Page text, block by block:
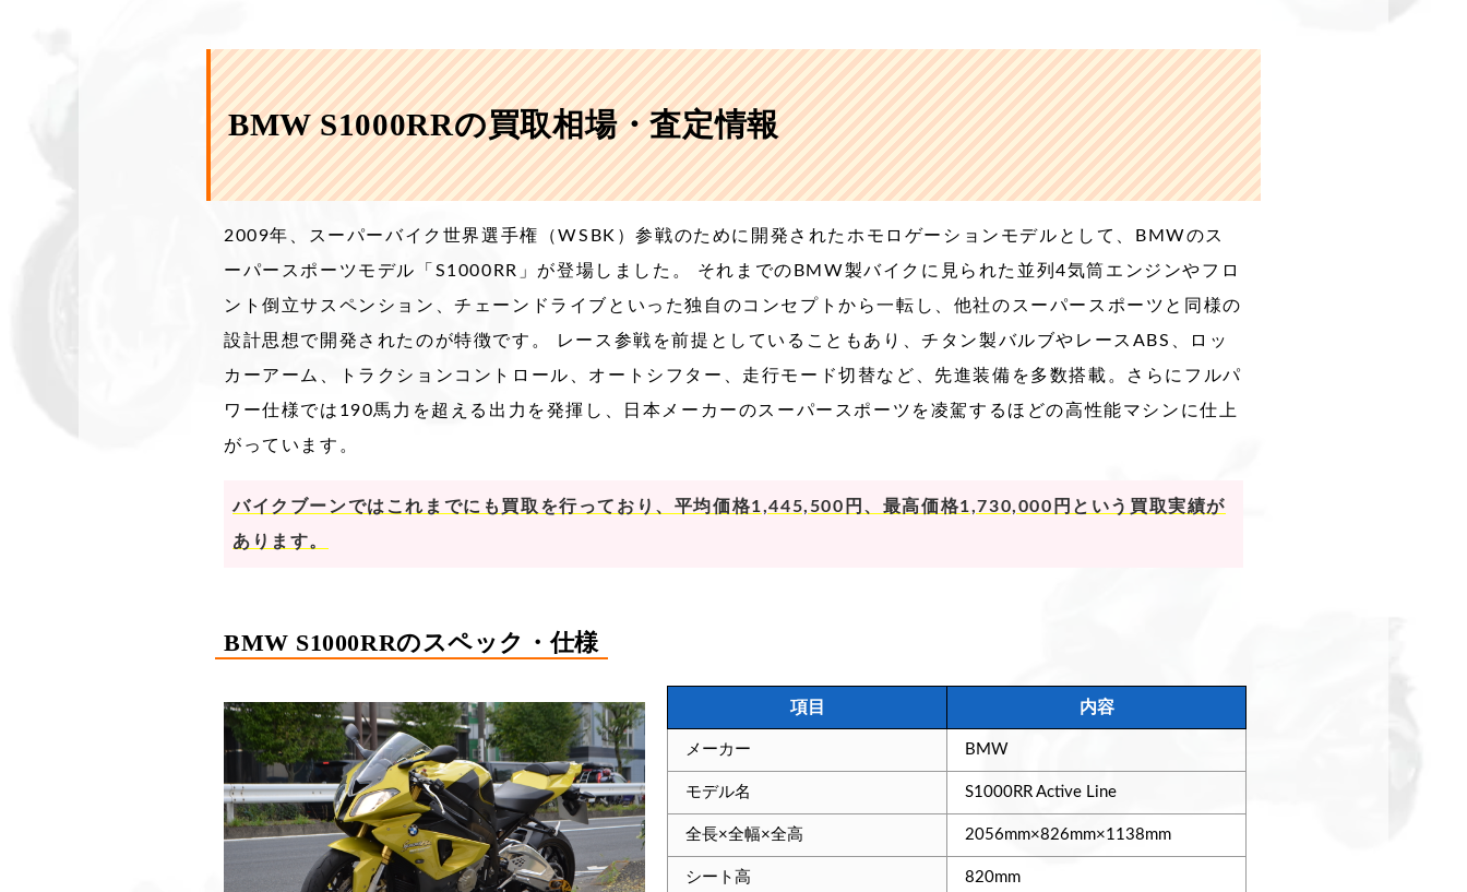
BMW S1000RRの買取相場・査定情報
2009年、スーパーバイク世界選手権（WSBK）参戦のために開発されたホモロゲーションモデルとして、BMWのス
ーパースポーツモデル「S1000RR」が登場しました。 それまでのBMW製バイクに見られた並列4気筒エンジンやフロ
ント倒立サスペンション、チェーンドライブといった独自のコンセプトから一転し、他社のスーパースポーツと同様の
設計思想で開発されたのが特徴です。 レース参戦を前提としていることもあり、チタン製バルブやレースABS、ロッ
カーアーム、トラクションコントロール、オートシフター、走行モード切替など、先進装備を多数搭載。さらにフルパ
ワー仕様では190馬力を超える出力を発揮し、日本メーカーのスーパースポーツを凌駕するほどの高性能マシンに仕上
がっています。
バイクブーンではこれまでにも買取を行っており、平均価格1,445,500円、最高価格1,730,000円という買取実績が
あります。
BMW S1000RRのスペック・仕様
項目 内容
メーカー BMW
モデル名 S1000RR Active Line
全長×全幅×全高 2056mm×826mm×1138mm
シート高 820mm